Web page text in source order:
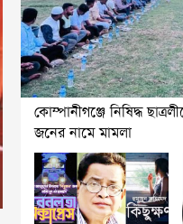
কোম্পানীগঞ্জে নিষিদ্ধ
জনের নামে মামলা